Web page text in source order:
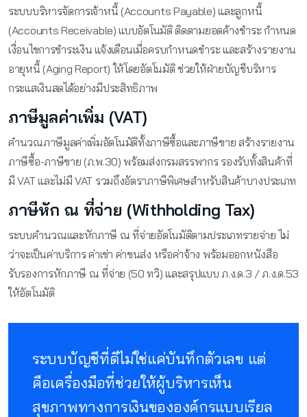
ระบบบริหารจัดการเจ้าหนี้ (Accounts Payable) และลูกหนี้
(Accounts Receivable) แบบอัตโนมัติ ติดตามยอดค้างชำระ กำหนด
เงื่อนไขการชำระเงิน แจ้งเตือนเมื่อครบกำหนดชำระ และสร้างรายงาน
อายุหนี้ (Aging Report) ให้โดยอัตโนมัติ ช่วยให้ฝ่ายบัญชีบริหาร
กระแสเงินสดได้อย่างมีประสิทธิภาพ
ภาษีมูลค่าเพิ่ม (VAT)
คำนวณภาษีมูลค่าเพิ่มอัตโนมัติทั้งภาษีซื้อและภาษีขาย สร้างรายงาน
ภาษีซื้อ-ภาษีขาย (ภ.พ.30) พร้อมส่งกรมสรรพากร รองรับทั้งสินค้าที่
มี VAT และไม่มี VAT รวมถึงอัตราภาษีพิเศษสำหรับสินค้าบางประเภท
ภาษีหัก ณ ที่จ่าย (Withholding Tax)
ระบบคำนวณและหักภาษี ณ ที่จ่ายอัตโนมัติตามประเภทรายจ่าย ไม่
ว่าจะเป็นค่าบริการ ค่าเช่า ค่าขนส่ง หรือค่าจ้าง พร้อมออกหนังสือ
รับรองการหักภาษี ณ ที่จ่าย (50 ทวิ) และสรุปแบบ ภ.ง.ด.3 / ภ.ง.ด.53
ให้อัตโนมัติ
ระบบบัญชีที่ดีไม่ใช่แค่บันทึกตัวเลข แต่
คือเครื่องมือที่ช่วยให้ผู้บริหารเห็น
สุขภาพทางการเงินขององค์กรแบบเรียล